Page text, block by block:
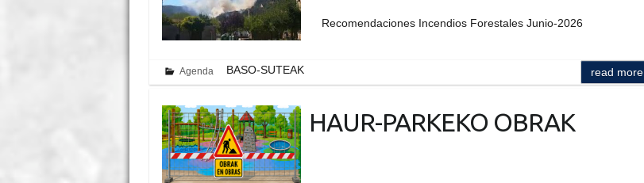
Recomendaciones Incendios Forestales Junio-2026
Agenda BASO-SUTEAK read more
HAUR-PARKEKO OBRAK